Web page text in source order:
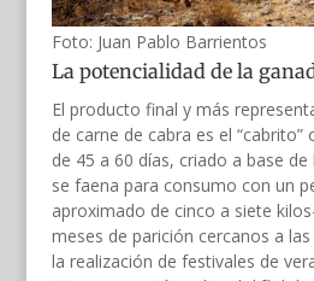
Foto: Juan Pablo Barrientos
La potencialidad de la
El producto final y más
de carne de cabra es el
de 45 a 60 días, criado a base
se faena para consumo con un
aproximado de cinco a siete
meses de parición cercanos a
la realización de festivales de